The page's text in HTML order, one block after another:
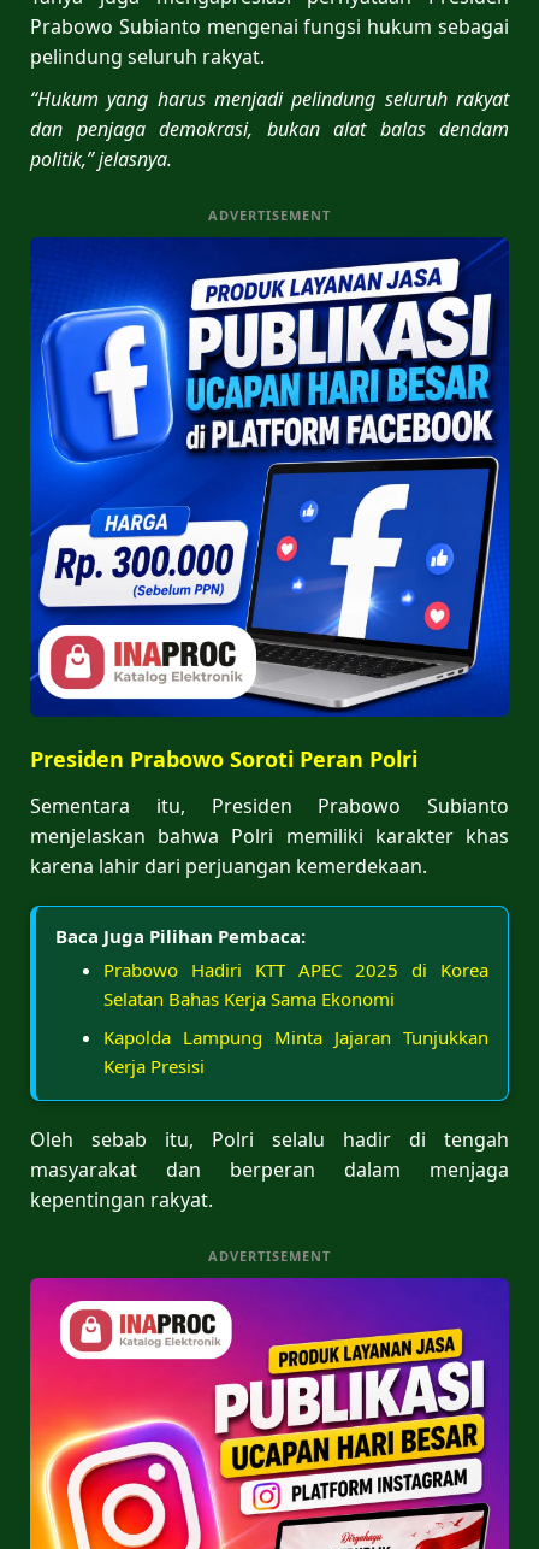
Prabowo Subianto mengenai fungsi hukum sebagai
pelindung seluruh rakyat.
“Hukum yang harus menjadi pelindung seluruh rakyat
dan penjaga demokrasi, bukan alat balas dendam
politik,” jelasnya.
ADVERTISEMENT
Presiden Prabowo Soroti Peran Polri
Sementara itu, Presiden Prabowo Subianto
menjelaskan bahwa Polri memiliki karakter khas
karena lahir dari perjuangan kemerdekaan.
Baca Juga Pilihan Pembaca:
Prabowo Hadiri KTT APEC 2025 di Korea
Selatan Bahas Kerja Sama Ekonomi
Kapolda Lampung Minta Jajaran Tunjukkan
Kerja Presisi
Oleh sebab itu, Polri selalu hadir di tengah
masyarakat dan berperan dalam menjaga
kepentingan rakyat.
ADVERTISEMENT